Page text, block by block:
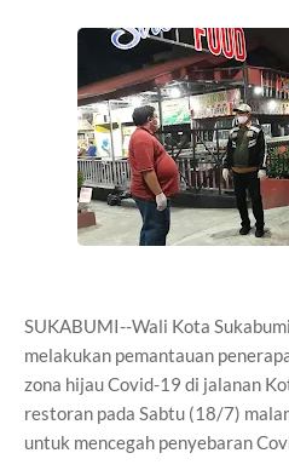
SUKABUMI--Wali Kota
melakukan pemantauan
zona hijau Covid-19 di jalanan
restoran pada Sabtu (18/7)
untuk mencegah penyebaran